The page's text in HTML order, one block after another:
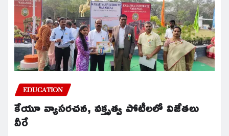
EDUCATION
కేయూ వ్యాసరచన, వక్తృత్వ పోటీలలో విజేతలు
వీరే